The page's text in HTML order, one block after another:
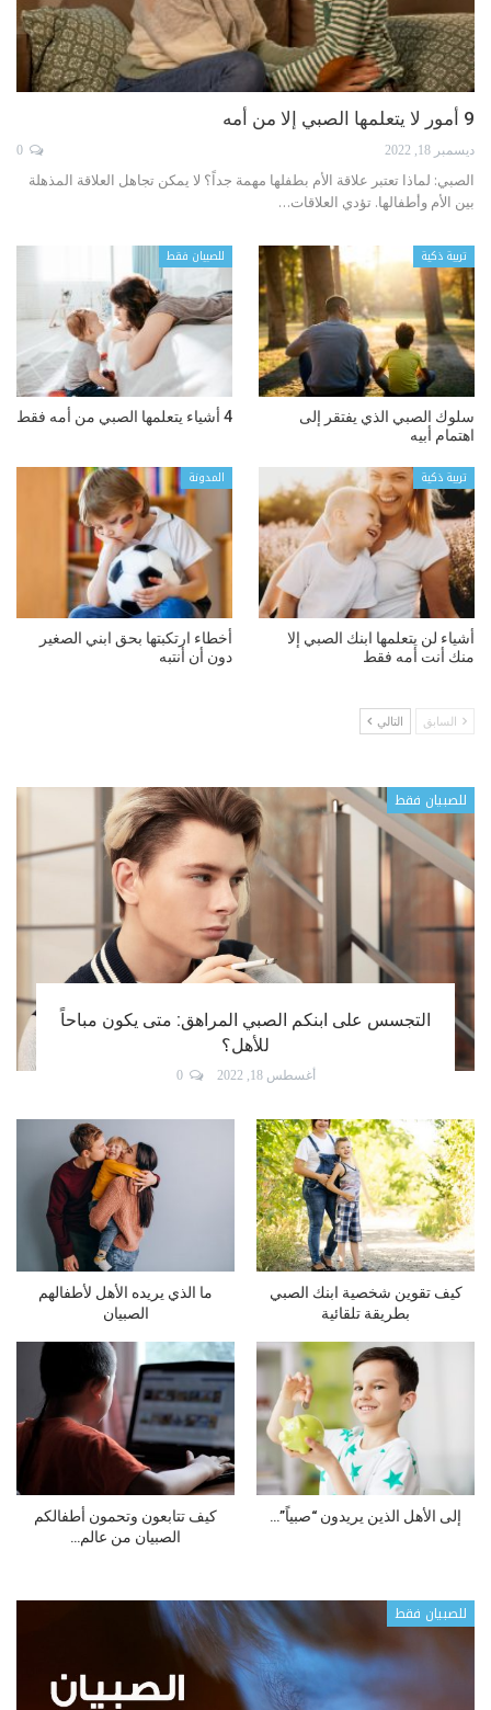
9 أمور لا يتعلمها الصبي إلا من أمه
ديسمبر 18, 2022
الصبي: لماذا تعتبر علاقة الأم بطفلها مهمة جداً؟ لا يمكن تجاهل العلاقة المذهلة
بين الأم وأطفالها. تؤدي العلاقات…
تربية ذكية
سلوك الصبي الذي يفتقر إلى
اهتمام أبيه
للصبيان فقط
4 أشياء يتعلمها الصبي من أمه فقط
تربية ذكية
أشياء لن يتعلمها ابنك الصبي إلا
منك أنت أمه فقط
المدونة
أخطاء ارتكبتها بحق ابني الصغير
دون أن أنتبه
السابق التالي
للصبيان فقط
التجسس على ابنكم الصبي المراهق: متى يكون مباحاً
للأهل؟
أغسطس 18, 2022 0
كيف تقوين شخصية ابنك الصبي
بطريقة تلقائية
إلى الأهل الذين يريدون “صبياً”…
ما الذي يريده الأهل لأطفالهم
الصبيان
كيف تتابعون وتحمون أطفالكم
الصبيان من عالم…
للصبيان فقط